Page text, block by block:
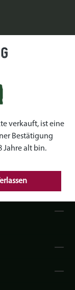
verkauft, ist eine
Bestätigung
Jahre alt bin.